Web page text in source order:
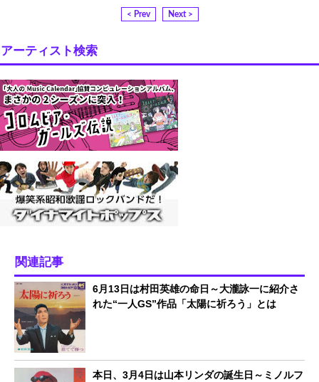
< Prev Next >
アーティスト検索
関連記事
6月13日は村田英雄の命日～大瀧詠一に紹介さ
れた“一人GS”作品「太陽に祈ろう」とは
本日、3月4日は山本リンダの誕生日～ミノルフ